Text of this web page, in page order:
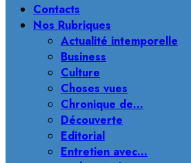
Contacts
Nos Rubriques
Actualité intemporelle
Business
Culture
Choses vues
Chronique de…
Découverte
Editorial
Entretien avec…